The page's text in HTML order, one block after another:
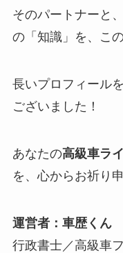
そのパートナーと
の「知識」を、こ
長いプロフィール
ございました！
あなたの高級車ラ
を、心からお祈り
運営者：車歴くん
行政書士／高級車